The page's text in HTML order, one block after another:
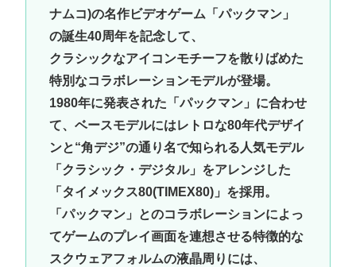
ナムコ)の名作ビデオゲーム「パックマン」
の誕生40周年を記念して、
クラシックなアイコンモチーフを散りばめた
特別なコラボレーションモデルが登場。
1980年に発表された「パックマン」に合わせ
て、ベースモデルにはレトロな80年代デザイ
ンと“角デジ”の通り名で知られる人気モデル
「クラシック・デジタル」をアレンジした
「タイメックス80(TIMEX80)」を採用。
「パックマン」とのコラボレーションによっ
てゲームのプレイ画面を連想させる特徴的な
スクウェアフォルムの液晶周りには、